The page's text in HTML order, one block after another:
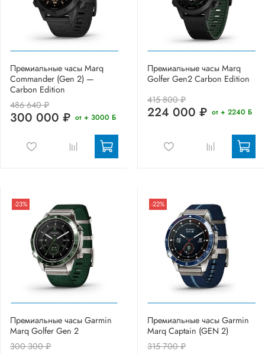
Премиальные часы Marq
Commander (Gen 2) —
Carbon Edition
486 640 ₽
300 000 ₽ от + 3000 Б
Премиальные часы Marq
Golfer Gen2 Carbon Edition
415 800 ₽
224 000 ₽ от + 2240 Б
-23%
Премиальные часы Garmin
Marq Golfer Gen 2
300 300 ₽
-22%
Премиальные часы Garmin
Marq Captain (GEN 2)
315 700 ₽